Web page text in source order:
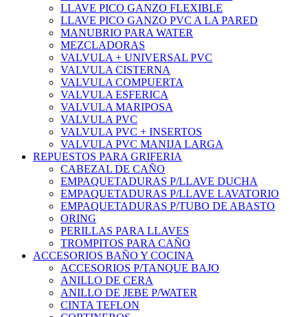
LLAVE PICO GANZO FLEXIBLE
LLAVE PICO GANZO PVC A LA PARED
MANUBRIO PARA WATER
MEZCLADORAS
VALVULA + UNIVERSAL PVC
VALVULA CISTERNA
VALVULA COMPUERTA
VALVULA ESFERICA
VALVULA MARIPOSA
VALVULA PVC
VALVULA PVC + INSERTOS
VALVULA PVC MANIJA LARGA
REPUESTOS PARA GRIFERIA
CABEZAL DE CAÑO
EMPAQUETADURAS P/LLAVE DUCHA
EMPAQUETADURAS P/LLAVE LAVATORIO
EMPAQUETADURAS P/TUBO DE ABASTO
ORING
PERILLAS PARA LLAVES
TROMPITOS PARA CAÑO
ACCESORIOS BAÑO Y COCINA
ACCESORIOS P/TANQUE BAJO
ANILLO DE CERA
ANILLO DE JEBE P/WATER
CINTA TEFLON